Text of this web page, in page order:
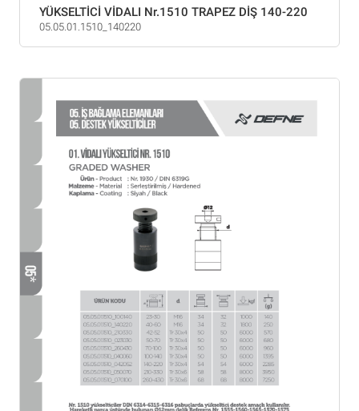
YÜKSELTİCİ VİDALI Nr.1510 TRAPEZ DİŞ 140-220
05.05.01.1510_140220